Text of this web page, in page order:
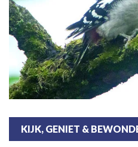
KIJK, GENIET &